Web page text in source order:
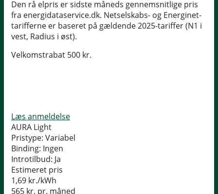
Den rå elpris er sidste måneds gennemsnitlige pris
fra energidataservice.dk. Netselskabs- og Energinet-
tarifferne er baseret på gældende 2025-tariffer (N1 i
vest, Radius i øst).
Velkomstrabat 500 kr.
Læs anmeldelse
AURA Light
Pristype: Variabel
Binding: Ingen
Introtilbud: Ja
Estimeret pris
1,69 kr./kWh
565 kr. pr. måned